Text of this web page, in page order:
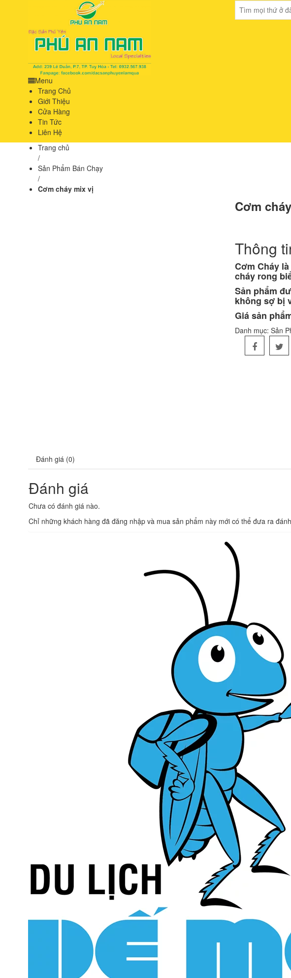
Menu
Trang Chủ
Giới Thiệu
Cửa Hàng
Tin Tức
Liên Hệ
Trang chủ
/
Sản Phẩm Bán Chạy
/
Cơm cháy mix vị
Cơm
Thông
Cơm Cháy
cháy rong
Sản phẩm
không sợ bị
Giá sản
Danh mục: Sản
Đánh giá (0)
Đánh giá
Chưa có đánh giá nào.
Chỉ những khách hàng đã đăng nhập và mua sản phẩm này mới có thể đưa ra